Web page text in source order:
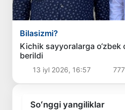
Bilasizmi?
Kichik sayyoralarga
berildi
13 iyl 2026, 16:57 777
Soʻnggi yangiliklar